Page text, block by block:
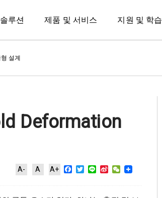
솔루션 제품 및 서비스 지원 및 학습
설계
Deformation
A- A A+ Facebook
Twitter
LineSinaWeChat